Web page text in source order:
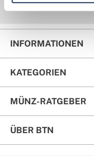
INFORMATIONEN
KATEGORIEN
MÜNZ-RATGEBER
ÜBER BTN